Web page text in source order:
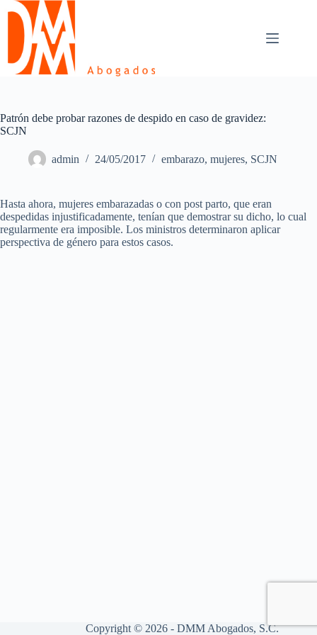
Skip
content
Patrón debe probar razones de despido en caso de gravidez:
SCJN
admin 24/05/2017 embarazo, mujeres, SCJN
Hasta ahora, mujeres embarazadas o con post parto, que eran
despedidas injustificadamente, tenían que demostrar su dicho, lo cual
regularmente era imposible. Los ministros determinaron aplicar
perspectiva de género para estos casos.
Copyright © 2026 - DMM Abogados, S.C.